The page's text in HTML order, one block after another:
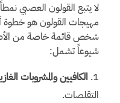
لا يتبع القولون العصبي
مهيجات القولون هو خطوة
شخص قائمة خاصة من
شيوعاً تشمل:
الكافيين والمشروبات
التقلصات.